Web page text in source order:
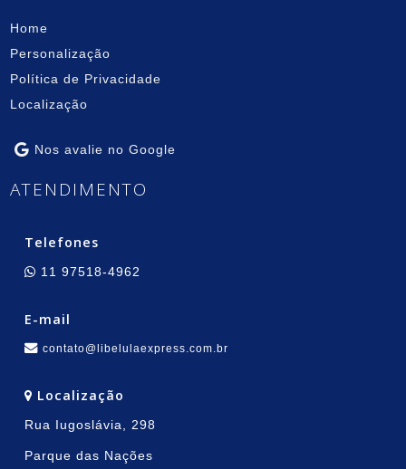
Home
Personalização
Política de Privacidade
Localização
Nos avalie no Google
ATENDIMENTO
Telefones
11 97518-4962
E-mail
contato@libelulaexpress.com.br
Localização
Rua Iugoslávia, 298
Parque das Nações